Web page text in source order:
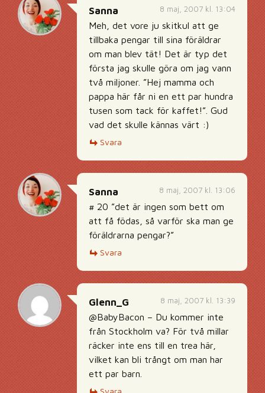
8 maj, 2007 kl. 13:04
Sanna
Meh, det vore ju skitkul att ge
tillbaka pengar till sina föräldrar
om man blev tät! Det är typ det
första jag skulle göra om jag vann
två miljoner. ”Hej mamma och
pappa här får ni en ett par hundra
tusen som tack för kaffet!”. Gud
vad det skulle kännas värt :)
Svara
8 maj, 2007 kl. 13:06
Sanna
# 20 ”det är ingen som bett om
att få födas, så varför ska man ge
föräldrarna pengar?”
Svara
8 maj, 2007 kl. 13:39
Glenn_G
@BabyBacon – Du kommer inte
från Stockholm va? För två millar
räcker inte ens till en trea här,
vilket kan bli trångt om man har
ett par barn.
Svara